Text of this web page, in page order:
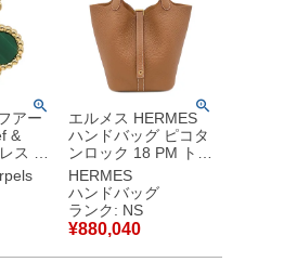
アー
&
ス ヴ
ハン
エ
ト
修
古】
エルメス HERMES
ハンドバッグ ピコタ
ンロック 18 PM トリ
ヨンクレマンス ゴー
ルド ゴールド金具 新
品 未使用 茶 2026年
製 G 【箱】 【中
古】未使用保管品
HERMES
ハンドバッグ
ランク: NS
¥880,040